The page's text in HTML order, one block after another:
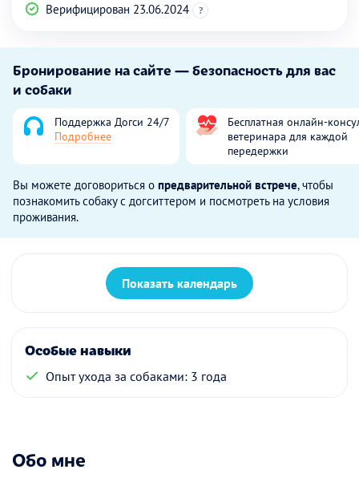
Верифицирован 23.06.2024
?
Бронирование на сайте — безопасность для вас
и собаки
Поддержка Догси 24/7
Подробнее
Бесплатная онлайн-
ветеринара для каждой
передержки
Вы можете договориться о предварительной встрече, чтобы
познакомить собаку с догситтером и посмотреть на условия
проживания.
Показать календарь
Особые навыки
Опыт ухода за собаками: 3 года
Обо мне